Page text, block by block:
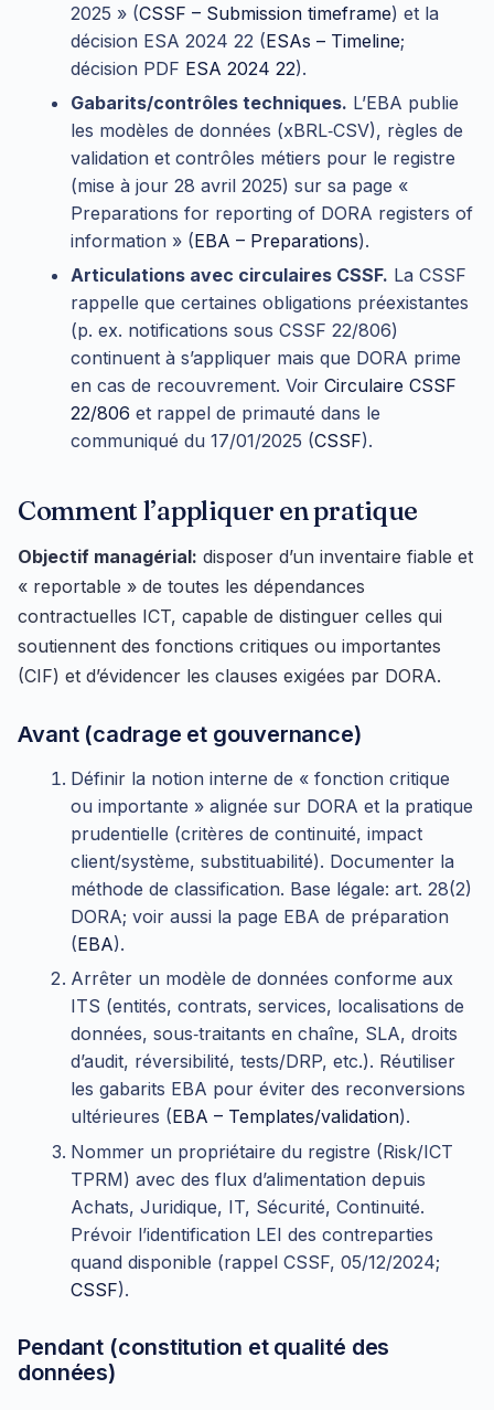
2025 » (CSSF – Submission timeframe) et la
décision ESA 2024 22 (ESAs – Timeline;
décision PDF ESA 2024 22).
Gabarits/contrôles techniques. L’EBA publie
les modèles de données (xBRL‑CSV), règles de
validation et contrôles métiers pour le registre
(mise à jour 28 avril 2025) sur sa page «
Preparations for reporting of DORA registers of
information » (EBA – Preparations).
Articulations avec circulaires CSSF. La CSSF
rappelle que certaines obligations préexistantes
(p. ex. notifications sous CSSF 22/806)
continuent à s’appliquer mais que DORA prime
en cas de recouvrement. Voir Circulaire CSSF
22/806 et rappel de primauté dans le
communiqué du 17/01/2025 (CSSF).
Comment l’appliquer en pratique
Objectif managérial: disposer d’un inventaire fiable et
« reportable » de toutes les dépendances
contractuelles ICT, capable de distinguer celles qui
soutiennent des fonctions critiques ou importantes
(CIF) et d’évidencer les clauses exigées par DORA.
Avant (cadrage et gouvernance)
Définir la notion interne de « fonction critique
ou importante » alignée sur DORA et la pratique
prudentielle (critères de continuité, impact
client/système, substituabilité). Documenter la
méthode de classification. Base légale: art. 28(2)
DORA; voir aussi la page EBA de préparation
(EBA).
Arrêter un modèle de données conforme aux
ITS (entités, contrats, services, localisations de
données, sous‑traitants en chaîne, SLA, droits
d’audit, réversibilité, tests/DRP, etc.). Réutiliser
les gabarits EBA pour éviter des reconversions
ultérieures (EBA – Templates/validation).
Nommer un propriétaire du registre (Risk/ICT
TPRM) avec des flux d’alimentation depuis
Achats, Juridique, IT, Sécurité, Continuité.
Prévoir l’identification LEI des contreparties
quand disponible (rappel CSSF, 05/12/2024;
CSSF).
Pendant (constitution et qualité des
données)